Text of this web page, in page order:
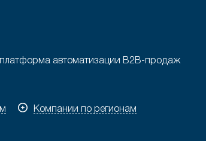
автоматизации B2B-продаж
Компании по регионам